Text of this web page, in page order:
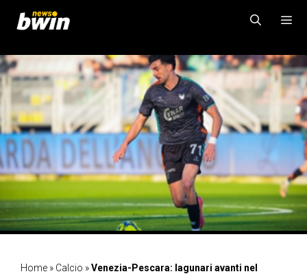
contenuto
MENU
Home » Calcio »Venezia-Pescara: lagunari avanti nel